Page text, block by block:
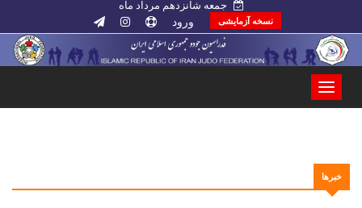
جمعه شانزدهم مرداد ماه
نسخه آزمایشی ورود
خبرها